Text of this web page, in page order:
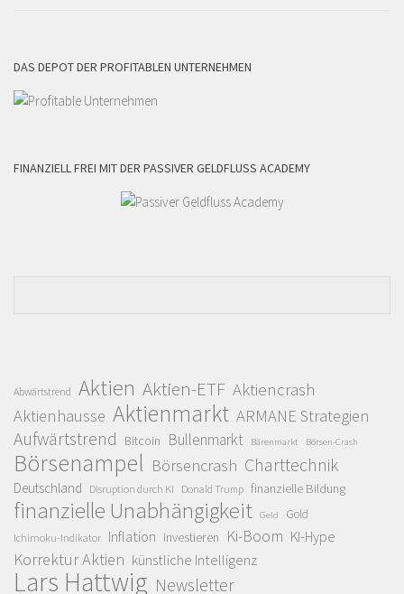
DAS DEPOT DER PROFITABLEN UNTERNEHMEN
FINANZIELL FREI MIT DER PASSIVER GELDFLUSS ACADEMY
Abwärtstrend Aktien Aktien-ETF Aktiencrash
Aktienhausse Aktienmarkt ARMANE Strategien
Aufwärtstrend Bitcoin Bullenmarkt Bärenmarkt Börsen-Crash
Börsenampel Börsencrash Charttechnik
Deutschland Disruption durch KI Donald Trump finanzielle Bildung
finanzielle Unabhängigkeit Geld Gold
Ichimoku-Indikator Inflation investieren Ki-Boom KI-Hype
Korrektur Aktien künstliche Intelligenz
Lars Hattwig Newsletter